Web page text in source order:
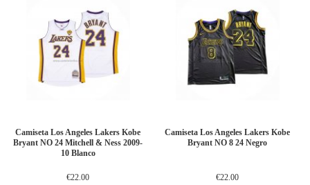
Camiseta Los Angeles Lakers Kobe
Bryant NO 24 Mitchell & Ness 2009-
10 Blanco
€22.00
Camiseta Los Angeles Lakers Kobe
Bryant NO 8 24 Negro
€22.00